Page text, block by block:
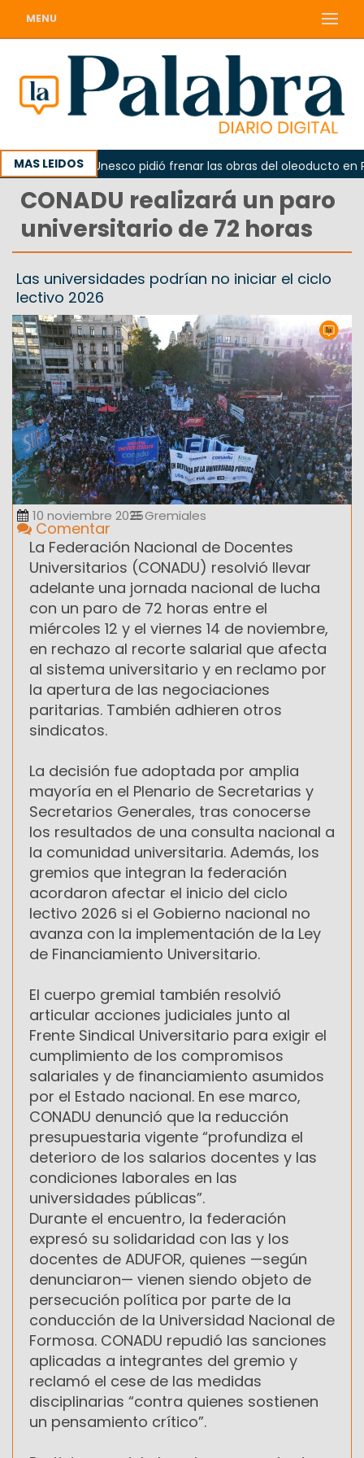
MENU
MAS LEIDOSLa Unesco pidió frenar las obras del oleoducto en
CONADU realizará un paro
universitario de 72 horas
Las universidades podrían no iniciar el ciclo
lectivo 2026
10 noviembre 2025Gremiales
Comentar
La Federación Nacional de Docentes
Universitarios (CONADU) resolvió llevar
adelante una jornada nacional de lucha
con un paro de 72 horas entre el
miércoles 12 y el viernes 14 de noviembre,
en rechazo al recorte salarial que afecta
al sistema universitario y en reclamo por
la apertura de las negociaciones
paritarias. También adhieren otros
sindicatos.
La decisión fue adoptada por amplia
mayoría en el Plenario de Secretarias y
Secretarios Generales, tras conocerse
los resultados de una consulta nacional a
la comunidad universitaria. Además, los
gremios que integran la federación
acordaron afectar el inicio del ciclo
lectivo 2026 si el Gobierno nacional no
avanza con la implementación de la Ley
de Financiamiento Universitario.
El cuerpo gremial también resolvió
articular acciones judiciales junto al
Frente Sindical Universitario para exigir el
cumplimiento de los compromisos
salariales y de financiamiento asumidos
por el Estado nacional. En ese marco,
CONADU denunció que la reducción
presupuestaria vigente “profundiza el
deterioro de los salarios docentes y las
condiciones laborales en las
universidades públicas”.
Durante el encuentro, la federación
expresó su solidaridad con las y los
docentes de ADUFOR, quienes —según
denunciaron— vienen siendo objeto de
persecución política por parte de la
conducción de la Universidad Nacional de
Formosa. CONADU repudió las sanciones
aplicadas a integrantes del gremio y
reclamó el cese de las medidas
disciplinarias “contra quienes sostienen
un pensamiento crítico”.